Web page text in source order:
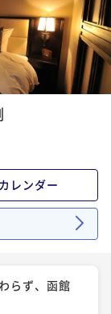
◆清掃無しで
OUT11:00
5％OFF
¥31,740~
¥ 30,153 ~
付＞17時IN
も♪
¥35,810~
¥ 35,093 ~
OUT12:00
レンダー
らず、函館